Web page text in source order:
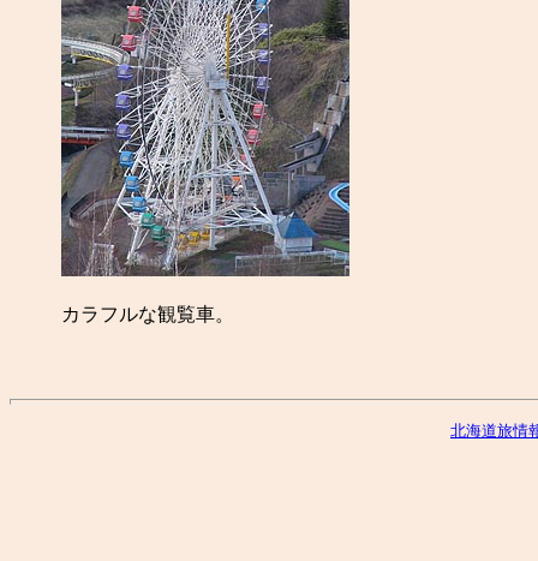
カラフルな観覧車。
北海道旅情